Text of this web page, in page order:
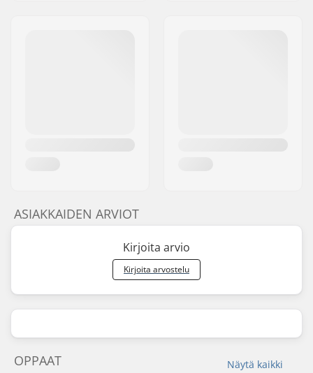
ASIAKKAIDEN ARVIOT
Kirjoita arvio
Kirjoita arvostelu
Näytä kaikki
OPPAAT